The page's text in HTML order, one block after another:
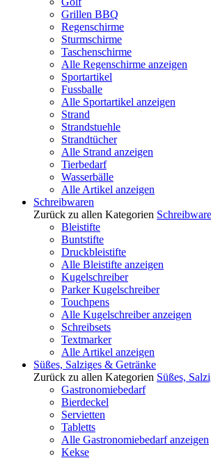
Grillen BBQ
Regenschirme
Sturmschirme
Taschenschirme
Alle Regenschirme anzeigen
Sportartikel
Fussballe
Alle Sportartikel anzeigen
Strand
Strandstuehle
Strandtücher
Alle Strand anzeigen
Tierbedarf
Wasserbälle
Alle Artikel anzeigen
Schreibwaren
Zurück zu allen Kategorien
Bleistifte
Buntstifte
Druckbleistifte
Alle Bleistifte anzeigen
Kugelschreiber
Parker Kugelschreiber
Touchpens
Alle Kugelschreiber anzeigen
Schreibsets
Textmarker
Alle Artikel anzeigen
Süßes, Salziges & Getränke
Zurück zu allen Kategorien Süßes,
Gastronomiebedarf
Bierdeckel
Servietten
Tabletts
Alle Gastronomiebedarf anzeigen
Kekse